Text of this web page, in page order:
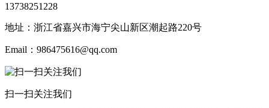
13738251228
地址：浙江省嘉兴市海宁尖山新区潮起路220号
Email：986475616@qq.com
扫一扫关注我们